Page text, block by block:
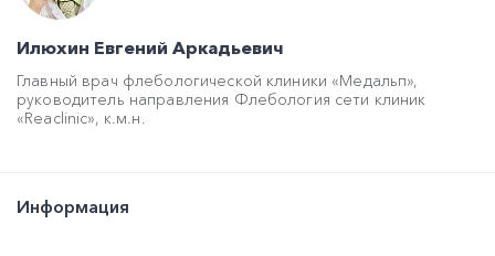
Илюхин Евгений Аркадьевич
Главный врач флебологической клиники «Медальп»,
руководитель направления Флебология сети клиник
«Reaclinic», к.м.н.
Информация